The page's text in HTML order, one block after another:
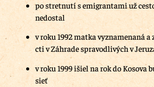
po stretnutí s emigrantami už
nedostal
v roku 1992 matka vyznamenaná
cti v Záhrade spravodlivých v
v roku 1999 išiel na rok do Kosova
sieť